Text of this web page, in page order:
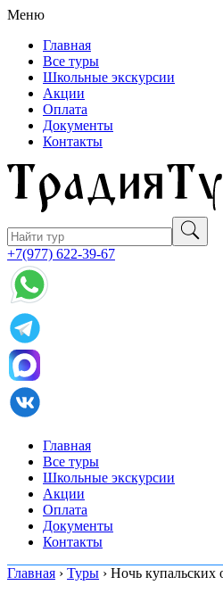
Меню
Главная
Все туры
Школьные экскурсии
Акции
Оплата
Документы
Контакты
+7(977) 622-39-67
Главная
Все туры
Школьные экскурсии
Акции
Оплата
Документы
Контакты
Главная › Туры › Ночь купальских